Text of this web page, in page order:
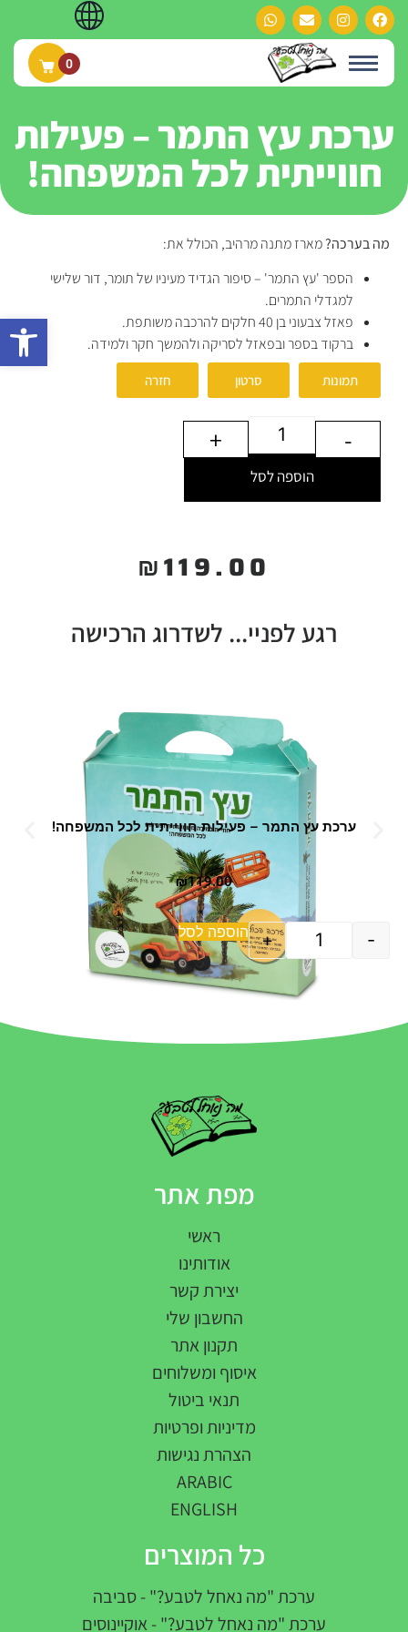
0
ערכת עץ התמר – פעילות
חווייתית לכל המשפחה!
מה בערכה?מארז מתנה מרהיב, הכולל את:
הספר 'עץ התמר' – סיפור הגדיד מעיניו של תומר, דור שלישי
למגדלי התמרים.
פאזל צבעוני בן 40 חלקים להרכבה משותפת.
ברקוד בספר ובפאזל לסריקה ולהמשך חקר ולמידה.
תמונות סרטון חזרה
-
+
הוספה לסל
₪119.00
רגע לפניי... לשדרוג הרכישה
ערכת עץ התמר – פעילות חווייתית לכל המשפחה!
₪119.00
-
+ הוספה לסל
מפת אתר
ראשי
אודותינו
יצירת קשר
החשבון שלי
תקנון אתר
איסוף ומשלוחים
תנאי ביטול
מדיניות ופרטיות
הצהרת נגישות
ARABIC
ENGLISH
כל המוצרים
ערכת "מה נאחל לטבע?" - סביבה
ערכת "מה נאחל לטבע?" - אוקיינוסים